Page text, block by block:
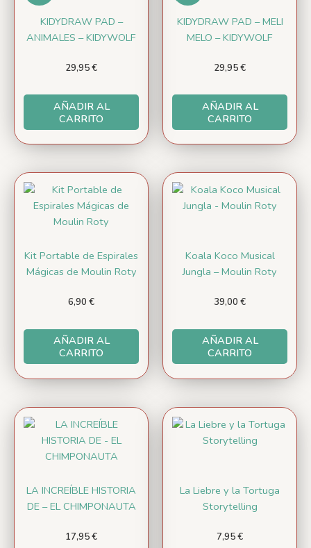
KIDYDRAW PAD –
ANIMALES – KIDYWOLF
29,95€
AÑADIR AL
CARRITO
KIDYDRAW PAD – MELI
MELO – KIDYWOLF
29,95€
AÑADIR AL
CARRITO
Kit Portable de Espirales
Mágicas de Moulin Roty
6,90 €
AÑADIR AL
CARRITO
Koala Koco Musical
Jungla – Moulin Roty
39,00 €
AÑADIR AL
CARRITO
LA INCREÍBLE HISTORIA
DE – EL CHIMPONAUTA
17,95€
La Liebre y la Tortuga
Storytelling
7,95€